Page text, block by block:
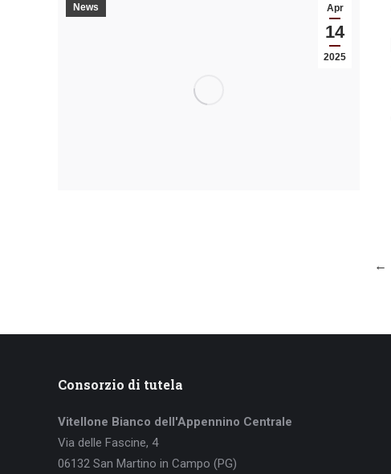
Apr
14
2025
News
←
Consorzio di tutela
Vitellone Bianco dell'Appennino Centrale
Via delle Fascine, 4
06132 San Martino in Campo (PG)